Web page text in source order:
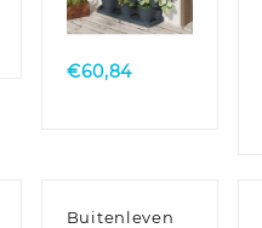
View
€60,84
Buitenleven